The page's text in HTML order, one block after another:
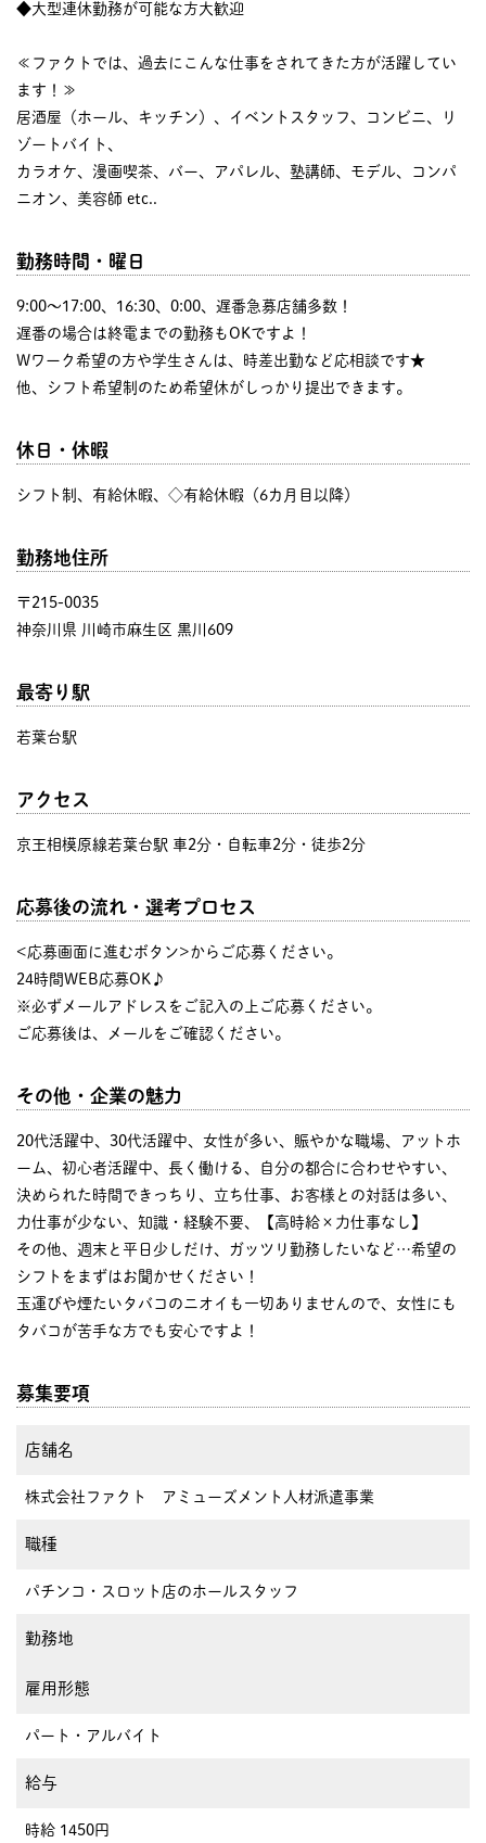
◆大型連休勤務が可能な方大歓迎
≪ファクトでは、過去にこんな仕事をされてきた方が活躍してい
ます！≫
居酒屋（ホール、キッチン）、イベントスタッフ、コンビニ、リ
ゾートバイト、
カラオケ、漫画喫茶、バー、アパレル、塾講師、モデル、コンパ
ニオン、美容師 etc..
勤務時間・曜日
9:00〜17:00、16:30、0:00、遅番急募店舗多数！
遅番の場合は終電までの勤務もOKですよ！
Wワーク希望の方や学生さんは、時差出勤など応相談です★
他、シフト希望制のため希望休がしっかり提出できます。
休日・休暇
シフト制、有給休暇、◇有給休暇（6カ月目以降）
勤務地住所
〒215-0035
神奈川県 川崎市麻生区 黒川609
最寄り駅
若葉台駅
アクセス
京王相模原線若葉台駅 車2分・自転車2分・徒歩2分
応募後の流れ・選考プロセス
<応募画面に進むボタン>からご応募ください。
24時間WEB応募OK♪
※必ずメールアドレスをご記入の上ご応募ください。
ご応募後は、メールをご確認ください。
その他・企業の魅力
20代活躍中、30代活躍中、女性が多い、賑やかな職場、アットホ
ーム、初心者活躍中、長く働ける、自分の都合に合わせやすい、
決められた時間できっちり、立ち仕事、お客様との対話は多い、
力仕事が少ない、知識・経験不要、【高時給×力仕事なし】
その他、週末と平日少しだけ、ガッツリ勤務したいなど…希望の
シフトをまずはお聞かせください！
玉運びや煙たいタバコのニオイも一切ありませんので、女性にも
タバコが苦手な方でも安心ですよ！
募集要項
店舗名
株式会社ファクト アミューズメント人材派遣事業
職種
パチンコ・スロット店のホールスタッフ
勤務地
雇用形態
パート・アルバイト
給与
時給 1450円